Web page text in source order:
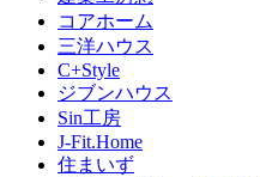
コアホーム
三洋ハウス
C+Style
ジブンハウス
Sin工房
J-Fit.Home
住まいず